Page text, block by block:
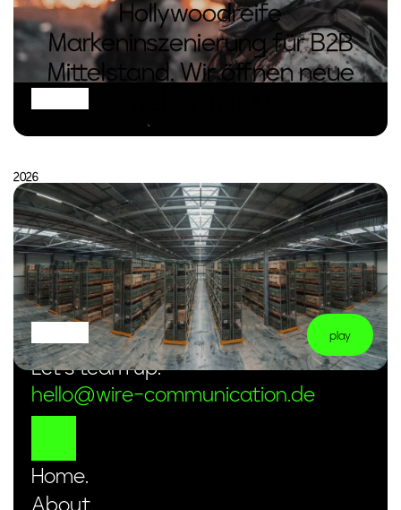
Hollywoodreife
Markeninszenierung für B2B
Mittelstand. Wir öffnen neue
2026
play
Let’s team up.
hello@wire-communication.de
Home.
About.